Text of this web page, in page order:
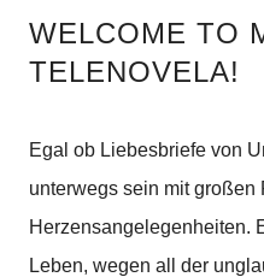
WELCOME TO
TELENOVELA!
Egal ob Liebesbriefe von
unterwegs sein mit
Herzensangelegenheiten.
Leben, wegen all der